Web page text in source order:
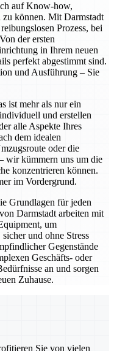
auf Know-how,
zu können. Mit Darmstadt
Prozess, bei
der ersten
in Ihrem neuen
perfekt abgestimmt sind.
und Ausführung – Sie
ist mehr als nur ein
und erstellen
alle Aspekte Ihres
dem idealen
oder die
wir kümmern uns um die
konzentrieren können.
im Vordergrund.
Grundlagen für jeden
Darmstadt arbeiten mit
um
und ohne Stress
Gegenstände
Geschäfts- oder
an und sorgen
Zuhause.
Sie von vielen